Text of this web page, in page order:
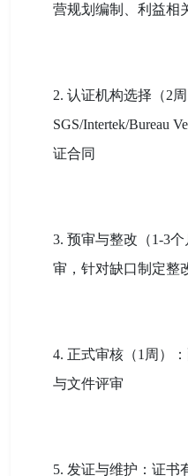
营规划编制、利益相
2. 认证机构选择（2
SGS/Intertek/Bureau
证合同
3. 预审与整改（1-3
审，针对缺口制定整
4. 正式审核（1周）
与文件评审
5. 发证与维护：证书